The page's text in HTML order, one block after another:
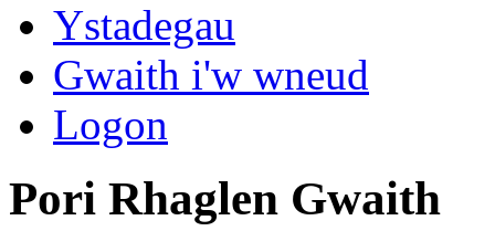
Ystadegau
Gwaith i'w wneud
Logon
Pori Rhaglen Gwaith